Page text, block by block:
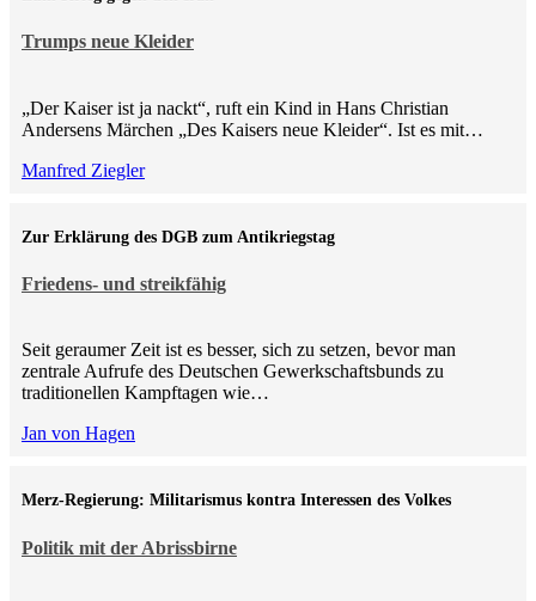
Trumps neue Kleider
„Der Kaiser ist ja nackt“, ruft ein Kind in Hans Christian
Andersens Märchen „Des Kaisers neue Kleider“. Ist es mit…
Manfred Ziegler
Friedens- und streikfähig
Zur Erklärung des DGB zum Antikriegstag
Seit geraumer Zeit ist es besser, sich zu setzen, bevor man
zentrale Aufrufe des Deutschen Gewerkschaftsbunds zu
traditionellen Kampftagen wie…
Jan von Hagen
Politik mit der Abrissbirne
Merz-Regierung: Militarismus kontra Inte­ressen des Volkes